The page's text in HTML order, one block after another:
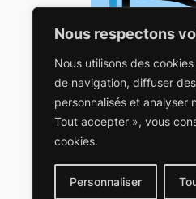
Nous respectons
Nous utilisons des
de navigation, diffuser
personnalisés et analyser
Tout accepter », vous
cookies.
Personnaliser
Inclusion et
ensemble,
chaque personne